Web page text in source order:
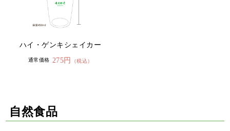
ハイ・ゲンキシェイカー
通常価格 275円 （税込）
自然食品